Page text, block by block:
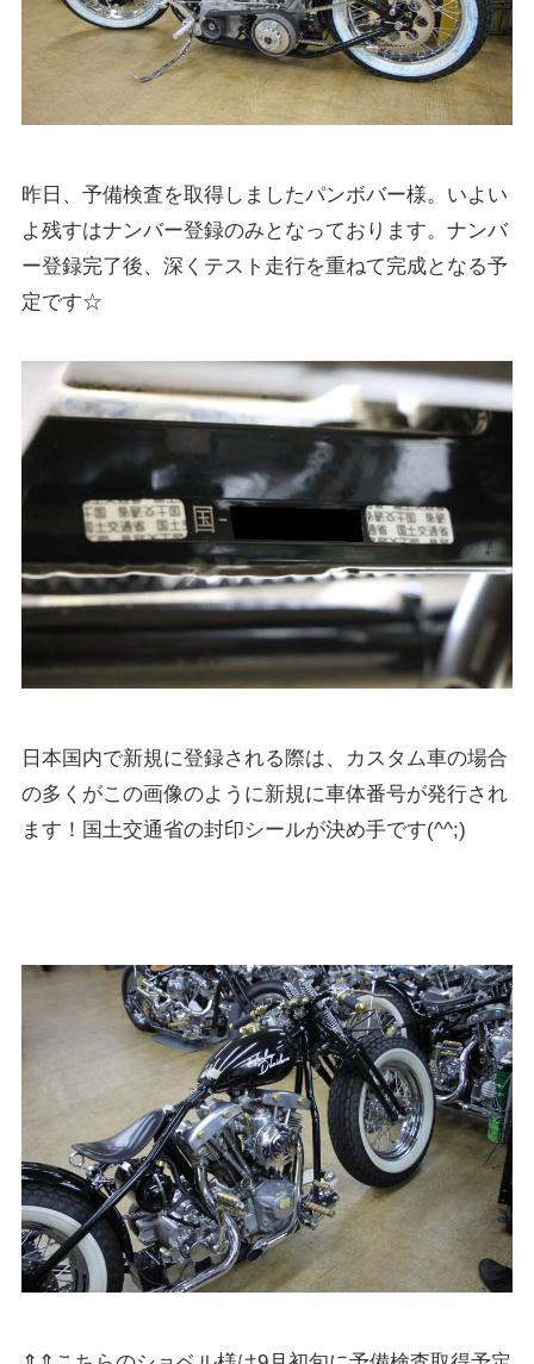
昨日、予備検査を取得しましたパンボバー様。いよい
よ残すはナンバー登録のみとなっております。ナンバ
ー登録完了後、深くテスト走行を重ねて完成となる予
定です☆
日本国内で新規に登録される際は、カスタム車の場合
の多くがこの画像のように新規に車体番号が発行され
ます！国土交通省の封印シールが決め手です(^^;)